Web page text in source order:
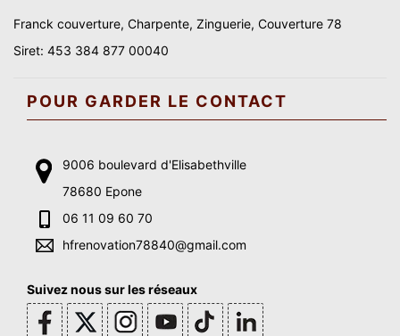
Franck couverture, Charpente, Zinguerie, Couverture 78
Siret: 453 384 877 00040
POUR GARDER LE CONTACT
9006 boulevard d'Elisabethville
78680 Epone
06 11 09 60 70
hfrenovation78840@gmail.com
Suivez nous sur les réseaux